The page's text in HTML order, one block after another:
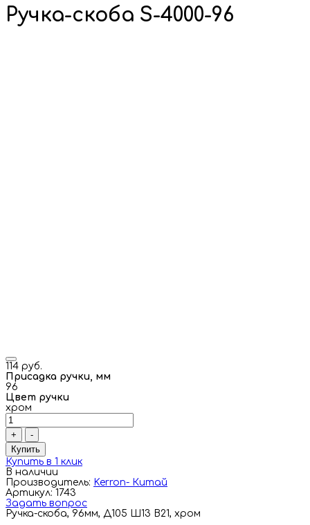
Ручка-скоба S-4000-96
114 руб.
Присадка ручки, мм
96
Цвет ручки
хром
+
-
Купить
Купить в 1 клик
В наличии
Производитель: Kerron- Китай
Артикул: 1743
Задать вопрос
Ручка-скоба, 96мм, Д105 Ш13 В21, хром